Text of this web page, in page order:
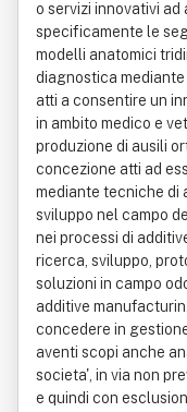
o servizi innovativi
specificamente le
modelli anatomici
diagnostica
atti a consentire un
in ambito medico e
produzione di ausili
concezione atti ad
mediante tecniche di
sviluppo nel campo
nei processi di
ricerca, sviluppo,
soluzioni in campo
additive
concedere in
aventi scopi anche
societa', in via non
e quindi con